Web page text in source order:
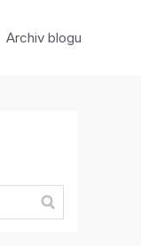
Archiv blogu